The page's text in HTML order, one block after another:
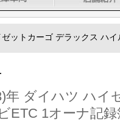
ットカーゴ デラックス ハ
年 ダイハツ ハイ
ETC 1オーナ記